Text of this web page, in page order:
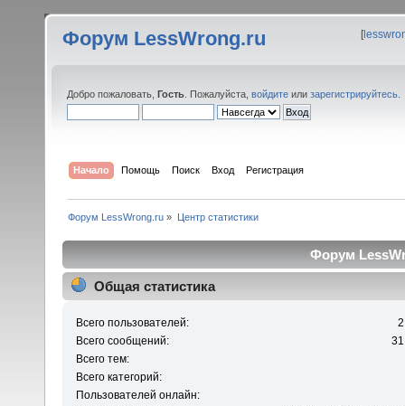
Форум LessWrong.ru [
Добро пожаловать, Гость . Пожалуйста, войдите или зарегистрируйтесь
Начало Помощь Поиск Вход Регистрация
Форум LessWrong.ru » Центр статистики
Форум
Общая статистика
Всего пользователей:
Всего сообщений:
Всего тем:
Всего категорий:
Пользователей онлайн: